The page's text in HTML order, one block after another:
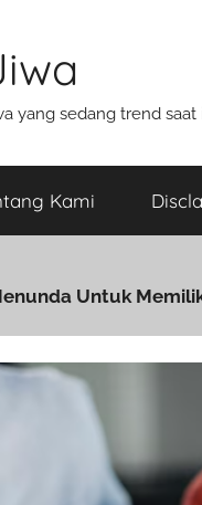
yang sedang trend saat
Kami
Untuk